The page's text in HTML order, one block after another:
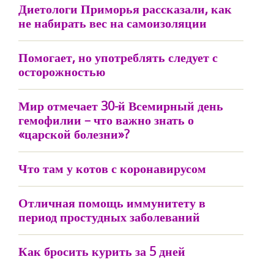
Диетологи Приморья рассказали, как
не набирать вес на самоизоляции
Помогает, но употреблять следует с
осторожностью
Мир отмечает 30-й Всемирный день
гемофилии – что важно знать о
«царской болезни»?
Что там у котов с коронавирусом
Отличная помощь иммунитету в
период простудных заболеваний
Как бросить курить за 5 дней